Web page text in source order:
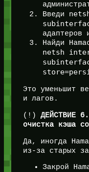
Введи
адаптеров
Найди
netsh
Это уменьшит
и лагов.
(!) ДЕЙСТВИЕ
очистка кэша
Да, иногда
из-за старых
Закрой